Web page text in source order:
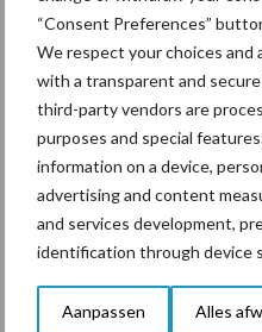
“Consent Preferences”
We respect your choices and
with a transparent and
third-party vendors are
purposes and special
information on a device,
advertising and content
and services development,
identification through device
Aanpassen Alles
in de
De
voor